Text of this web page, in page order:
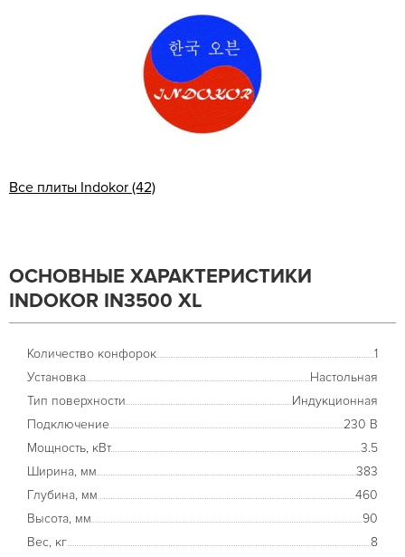
Все плиты Indokor (42)
ОСНОВНЫЕ ХАРАКТЕРИСТИКИ
INDOKOR IN3500 XL
Количество конфорок
1
Установка
Настольная
Тип поверхности
Индукционная
Подключение
230 В
Мощность, кВт
3.5
Ширина, мм
383
Глубина, мм
460
Высота, мм
90
Вес, кг
8